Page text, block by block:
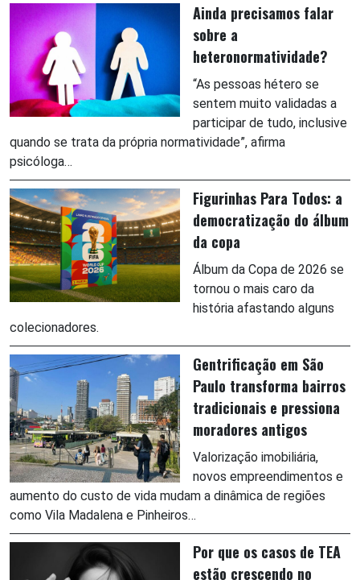
Ainda precisamos falar
sobre a
heteronormatividade?
“As pessoas hétero se
sentem muito validadas a
participar de tudo, inclusive
quando se trata da própria normatividade”, afirma
psicóloga…
Figurinhas Para Todos: a
democratização do álbum
da copa
Álbum da Copa de 2026 se
tornou o mais caro da
história afastando alguns
colecionadores.
Gentrificação em São
Paulo transforma bairros
tradicionais e pressiona
moradores antigos
Valorização imobiliária,
novos empreendimentos e
aumento do custo de vida mudam a dinâmica de regiões
como Vila Madalena e Pinheiros…
Por que os casos de TEA
estão crescendo no